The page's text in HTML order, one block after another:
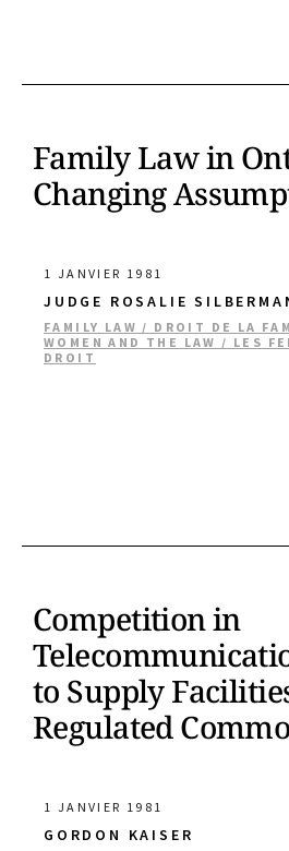
Family Law in
Changing
1 JANVIER 1981
JUDGE ROSALIE
FAMILY LAW / DROIT DE LA
WOMEN AND THE LAW / LES
DROIT
Competition in
to Supply
Regulated
1 JANVIER 1981
GORDON KAISER